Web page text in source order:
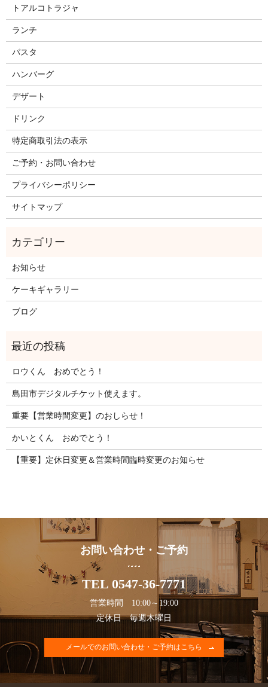
トアルコトラジャ
ランチ
パスタ
ハンバーグ
デザート
ドリンク
特定商取引法の表示
ご予約・お問い合わせ
プライバシーポリシー
サイトマップ
お知らせ
ケーキギャラリー
ブログ
ロウくん おめでとう！
島田市デジタルチケット使えます。
重要【営業時間変更】のおしらせ！
かいとくん おめでとう！
【重要】定休日変更＆営業時間臨時変更のお知らせ
お問い合わせ・ご予約
TEL 0547-36-7771
営業時間 10:00～19:00
定休日 毎週木曜日
メールでのお問い合わせ・ご予約はこちら